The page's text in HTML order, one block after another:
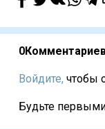
0
Войдите, чтобы
Будьте